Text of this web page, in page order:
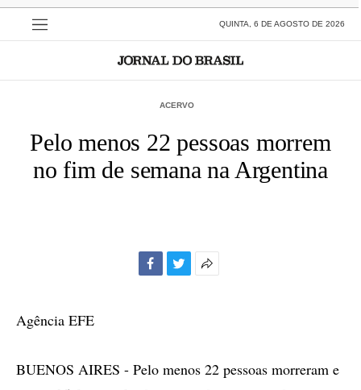
QUINTA, 6 DE AGOSTO DE 2026
ACERVO
Pelo menos 22 pessoas morrem
no fim de semana na Argentina
Agência EFE
BUENOS AIRES - Pelo menos 22 pessoas morreram e